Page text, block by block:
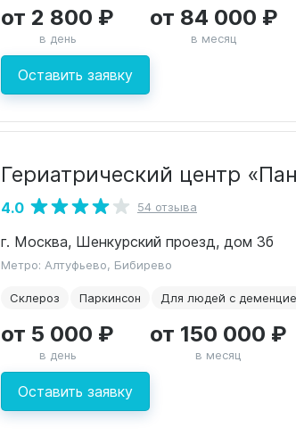
Оставить заявку
от 2 800 ₽
в день
от 84 000 ₽
в месяц
​Гериатрический центр
4.0 54 отзыва
г. Москва, Шенкурский проезд, дом 3б
Метро: Алтуфьево, Бибирево
Склероз Паркинсон Для людей с
Оставить заявку
от 5 000 ₽
в день
от 150 000 ₽
в месяц